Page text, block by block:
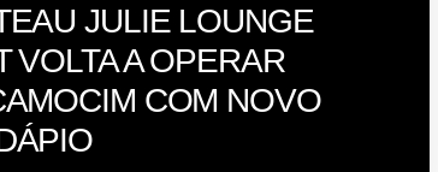
JULIE LOUNGE
VOLTA A OPERAR
COM NOVO